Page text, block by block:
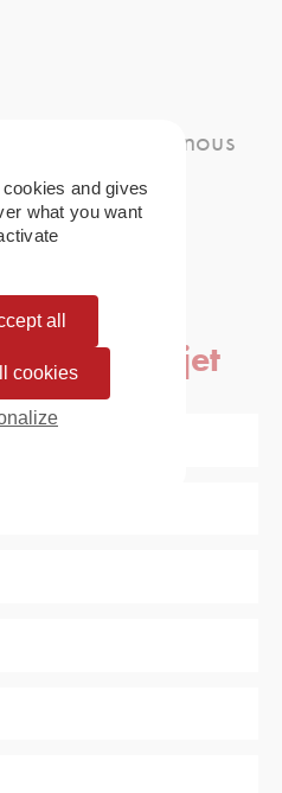
appellez-nous
votre projet
and gives
what you want
all
cookies